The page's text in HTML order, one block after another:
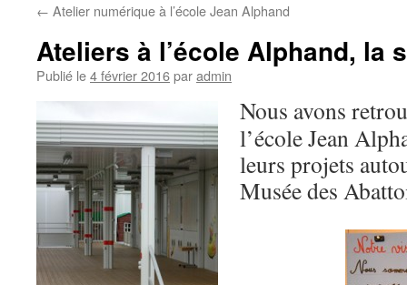
← Atelier numérique à l’école Jean Alphand
Ateliers à l’école Alphand, la
Publié le4 février 2016paradmin
Nous avons
l’école Jean
leurs projets
Musée des